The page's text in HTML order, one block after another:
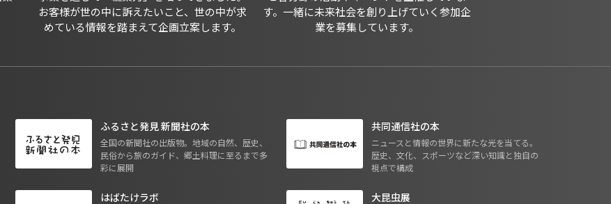
お客様が世の中に訴えたいこと、世の中が求
めている情報を踏まえて企画立案します。
す。一緒に未来社会を創り上げていく参加企
業を募集しています。
ふるさと発見 新聞社の本
全国の新聞社の出版物。地域の自然、歴史、
民俗から旅のガイド、郷土料理に至るまで多
彩に展開
共同通信社の本
ニュースと情報の世界に新たな光を当てる。
歴史、文化、スポーツなど深い知識と独自の
視点で構成
はばたけラボ 大昆虫展